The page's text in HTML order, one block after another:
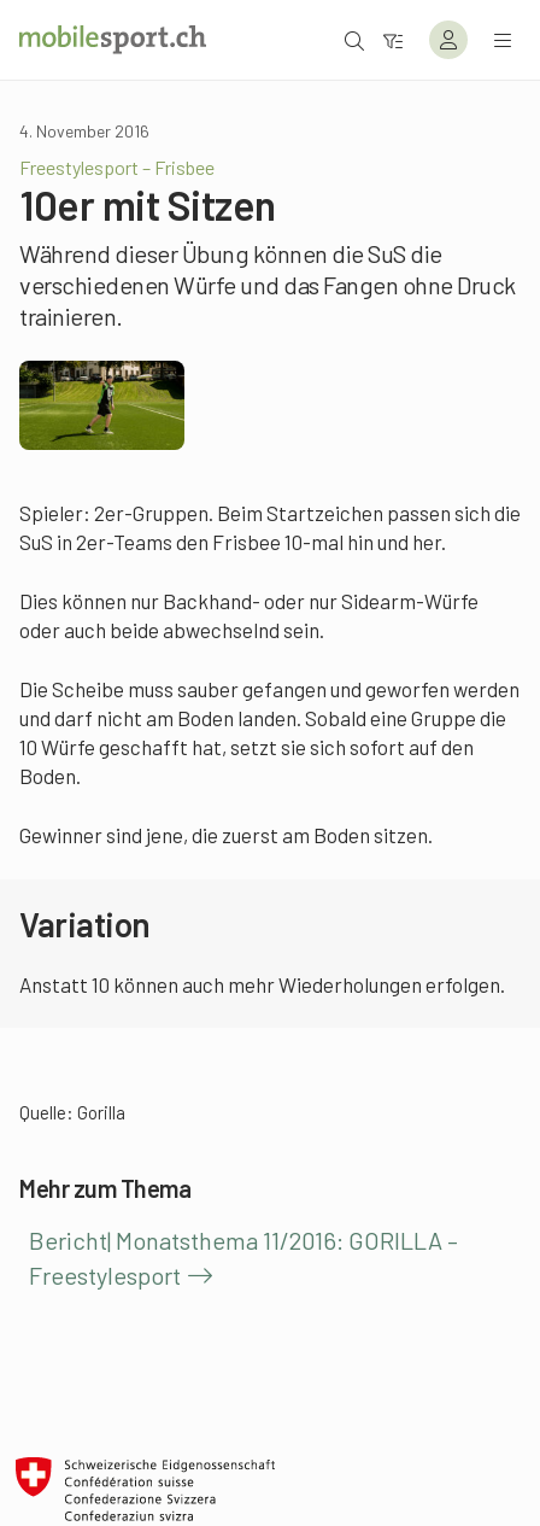
4. November 2016
Freestylesport – Frisbee
10er mit Sitzen
Während dieser Übung können die SuS die
verschiedenen Würfe und das Fangen ohne Druck
trainieren.
Spieler: 2er-Gruppen. Beim Startzeichen passen sich die
SuS in 2er-Teams den Frisbee 10-mal hin und her.
Dies können nur Backhand- oder nur Sidearm-Würfe
oder auch beide abwechselnd sein.
Die Scheibe muss sauber gefangen und geworfen werden
und darf nicht am Boden landen. Sobald eine Gruppe die
10 Würfe geschafft hat, setzt sie sich sofort auf den
Boden.
Gewinner sind jene, die zuerst am Boden sitzen.
Variation
Anstatt 10 können auch mehr Wiederholungen erfolgen.
Quelle: Gorilla
Mehr zum Thema
Bericht| Monatsthema 11/2016: GORILLA –
Freestylesport